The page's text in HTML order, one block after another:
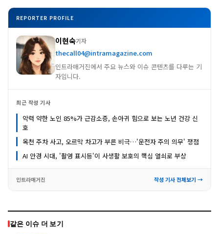
REPORTER PROFILE
이현숙기자
thecall04@intramagazine.com
인트라매거진에서 주요 뉴스와 이슈 콘텐츠를 다루는 기
자입니다.
최근 작성 기사
악력 약한 노인 85%가 근감소증, 손아귀 힘으로 보는 노년 건강 신
호
옥천 주차 사고, 오르막 차고가 부른 비극…'운전자 주의 의무' 쟁점
AI 안경 시대, '촬영 표시등'이 사생활 보호의 핵심 열쇠로 부상
인트라매거진 작성 기사 전체보기 →
같은 이슈 더 보기